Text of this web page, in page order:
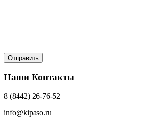
Наши Контакты
8 (8442) 26-76-52
info@kipaso.ru